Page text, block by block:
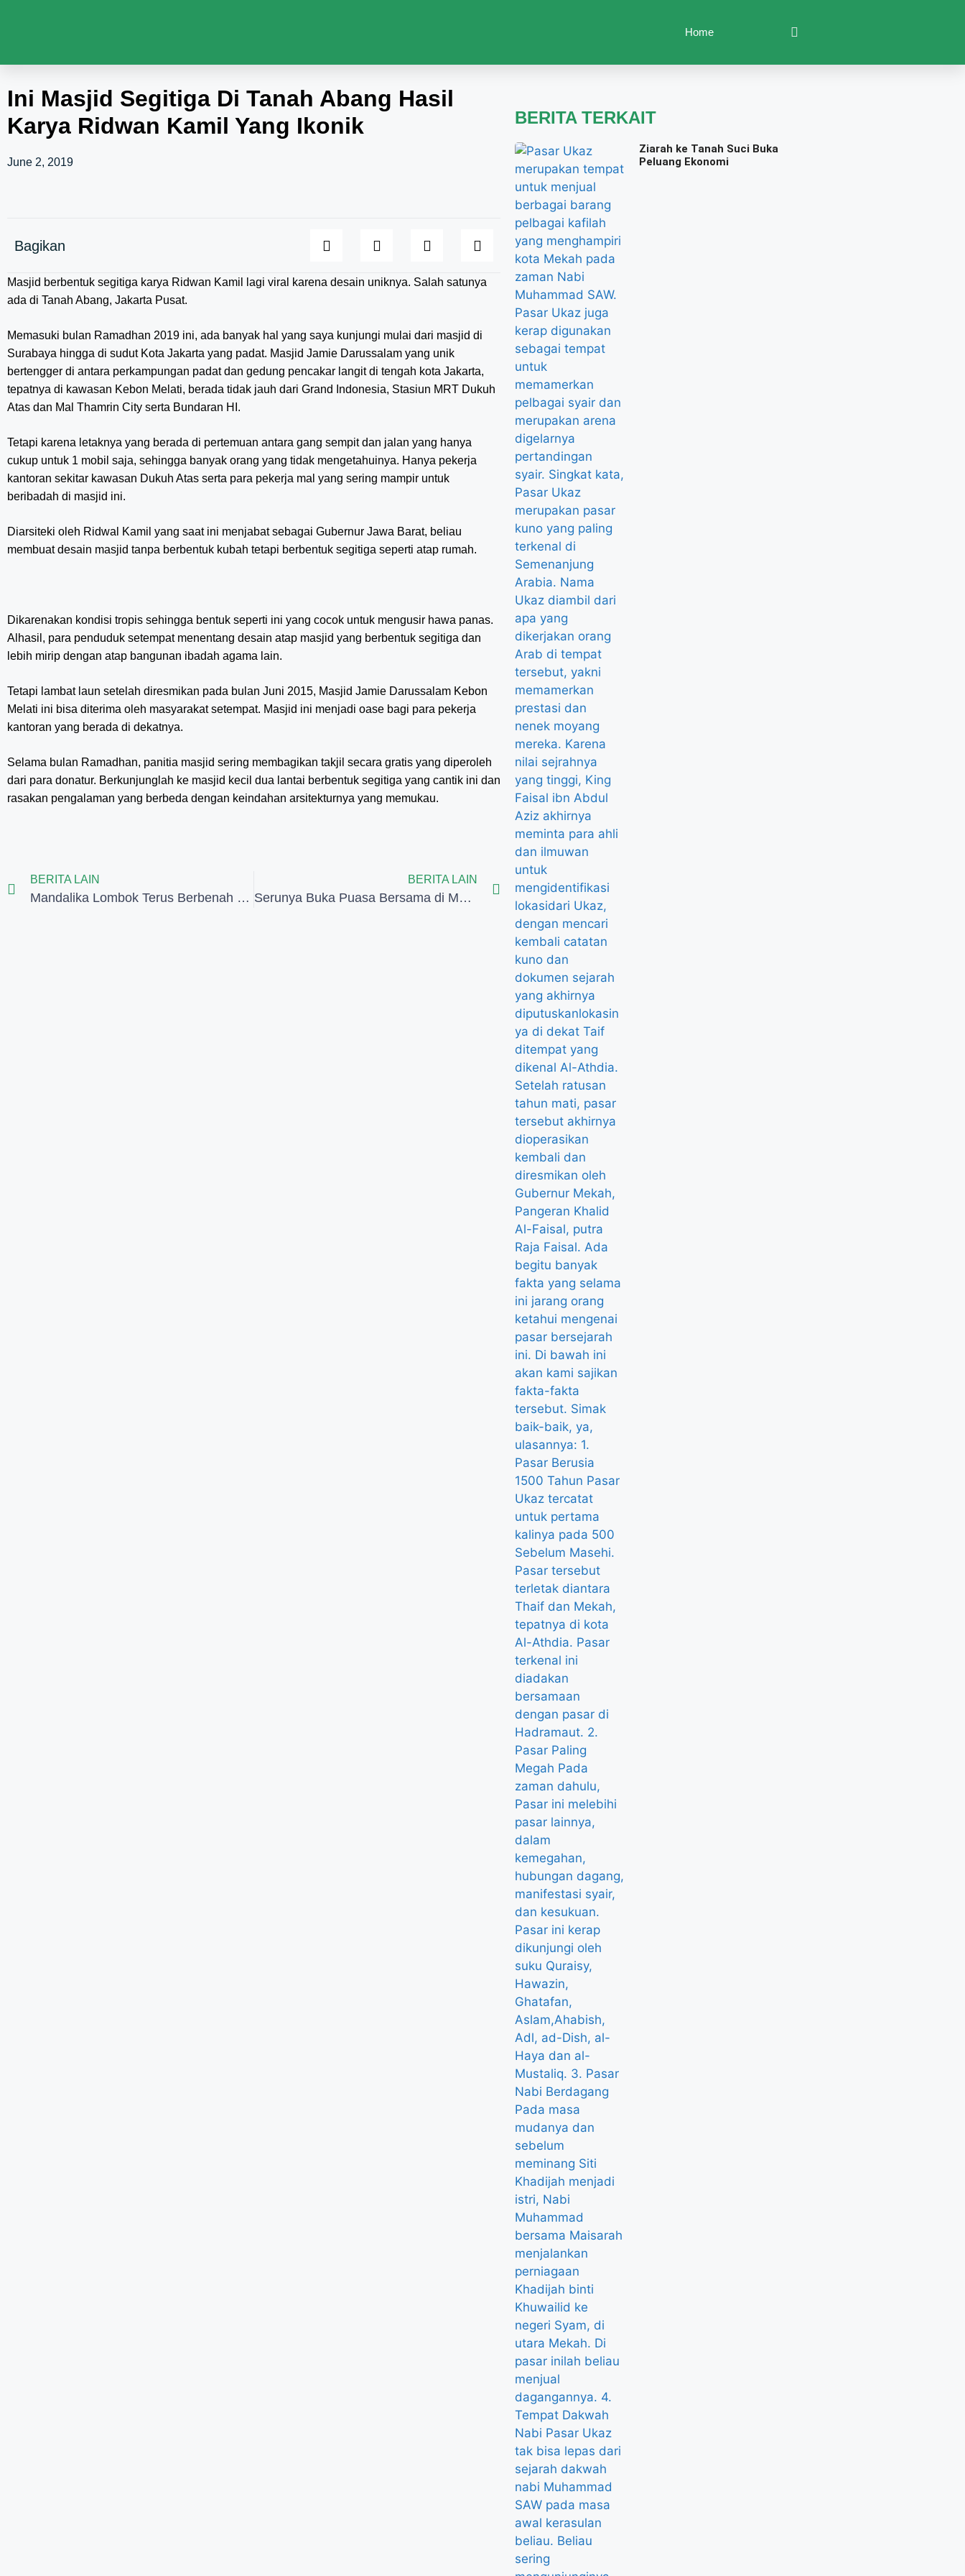
Home
Ini Masjid Segitiga Di Tanah Abang Hasil
Karya Ridwan Kamil Yang Ikonik
June 2, 2019
Bagikan
Masjid berbentuk segitiga karya Ridwan Kamil lagi viral karena desain uniknya. Salah satunya
ada di Tanah Abang, Jakarta Pusat.
Memasuki bulan Ramadhan 2019 ini, ada banyak hal yang saya kunjungi mulai dari masjid di
Surabaya hingga di sudut Kota Jakarta yang padat. Masjid Jamie Darussalam yang unik
bertengger di antara perkampungan padat dan gedung pencakar langit di tengah kota Jakarta,
tepatnya di kawasan Kebon Melati, berada tidak jauh dari Grand Indonesia, Stasiun MRT Dukuh
Atas dan Mal Thamrin City serta Bundaran HI.
Tetapi karena letaknya yang berada di pertemuan antara gang sempit dan jalan yang hanya
cukup untuk 1 mobil saja, sehingga banyak orang yang tidak mengetahuinya. Hanya pekerja
kantoran sekitar kawasan Dukuh Atas serta para pekerja mal yang sering mampir untuk
beribadah di masjid ini.
Diarsiteki oleh Ridwal Kamil yang saat ini menjabat sebagai Gubernur Jawa Barat, beliau
membuat desain masjid tanpa berbentuk kubah tetapi berbentuk segitiga seperti atap rumah.
Dikarenakan kondisi tropis sehingga bentuk seperti ini yang cocok untuk mengusir hawa panas.
Alhasil, para penduduk setempat menentang desain atap masjid yang berbentuk segitiga dan
lebih mirip dengan atap bangunan ibadah agama lain.
Tetapi lambat laun setelah diresmikan pada bulan Juni 2015, Masjid Jamie Darussalam Kebon
Melati ini bisa diterima oleh masyarakat setempat. Masjid ini menjadi oase bagi para pekerja
kantoran yang berada di dekatnya.
Selama bulan Ramadhan, panitia masjid sering membagikan takjil secara gratis yang diperoleh
dari para donatur. Berkunjunglah ke masjid kecil dua lantai berbentuk segitiga yang cantik ini dan
rasakan pengalaman yang berbeda dengan keindahan arsitekturnya yang memukau.
BERITA LAIN
Mandalika Lombok Terus Berbenah Demi MotoGP 2021
BERITA LAIN
Serunya Buka Puasa Bersama di Masjid Sultan Singapura
BERITA TERKAIT
Ziarah ke Tanah Suci Buka
Peluang Ekonomi